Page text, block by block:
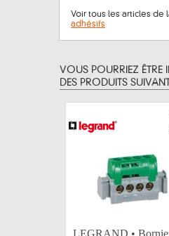
Voir tous les articles de
adhésifs
VOUS POURRIEZ ÊTRE
DES PRODUITS